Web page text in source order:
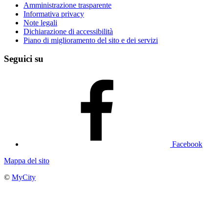
Amministrazione trasparente
Informativa privacy
Note legali
Dichiarazione di accessibilità
Piano di miglioramento del sito e dei servizi
Seguici su
Facebook
Mappa del sito
© MyCity